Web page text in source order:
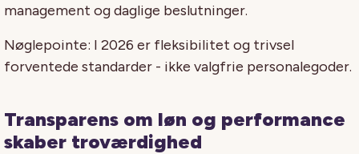
management og daglige beslutninger.
Nøglepointe: I 2026 er fleksibilitet og trivsel
forventede standarder - ikke valgfrie personalegoder.
Transparens om løn og performance
skaber troværdighed